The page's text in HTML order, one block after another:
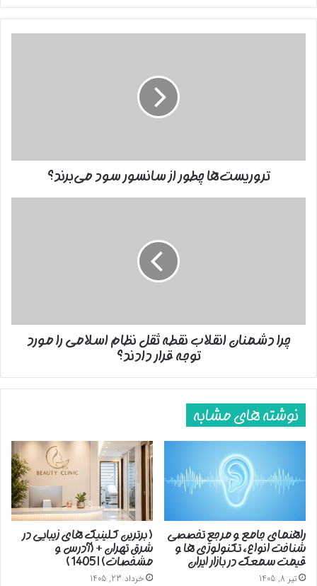
جدول زمانبندی برگزاری ششمین دوره انتخابات هیات مدیره های
سازمان نظام پرستاری جمهوری اسالمی ایران در فایل پیوست قابل
تروریست‌ها چطور از سانسور سود می‌برند؟
مورد
توجهچرا دشمنان انقلاب نقطه ثقل نظام اسلامی را مورد
توجه قرار دادند؟
نوشته های مشابه
راهنمای جامع و مرجع تخصصی
شناخت انواع، تکنولوژی ها و
قیمت سمعک در بازار ایران
تیر 8, 1405
( برترین کلینیک های زیبایی در
شرق تهران + (آدرس و
مشخصات) | 1405 )
خرداد 23, 1405